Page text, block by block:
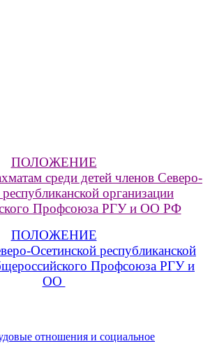
ПОЛОЖЕНИЕ
среди детей членов Северо-
организации
Профсоюза РГУ и ОО РФ
ПОЛОЖЕНИЕ
Осетинской республиканской
Профсоюза РГУ и
ОО
отношения и социальное